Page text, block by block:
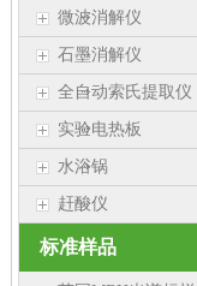
微波消解仪
石墨消解仪
全自动索氏提取仪
实验电热板
水浴锅
赶酸仪
标准样品